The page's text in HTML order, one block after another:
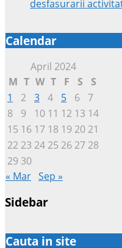
desfasurarii
Calendar
April 2024
M T W T F S
S
1
2 3 4 5 6
7
8
9 10 11 12 13 14
15 16 17 18 19 20 21
22 23 24 25 26 27 28
29 30
« Mar Sep »
Sidebar
Cauta in site